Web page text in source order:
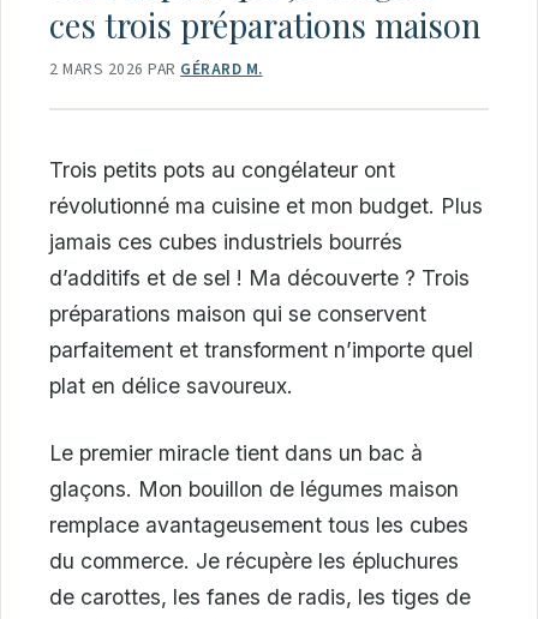
ces trois préparations maison
2 MARS 2026 PAR GÉRARD M.
Trois petits pots au congélateur ont
révolutionné ma cuisine et mon budget. Plus
jamais ces cubes industriels bourrés
d’additifs et de sel ! Ma découverte ? Trois
préparations maison qui se conservent
parfaitement et transforment n’importe quel
plat en délice savoureux.
Le premier miracle tient dans un bac à
glaçons. Mon bouillon de légumes maison
remplace avantageusement tous les cubes
du commerce. Je récupère les épluchures
de carottes, les fanes de radis, les tiges de